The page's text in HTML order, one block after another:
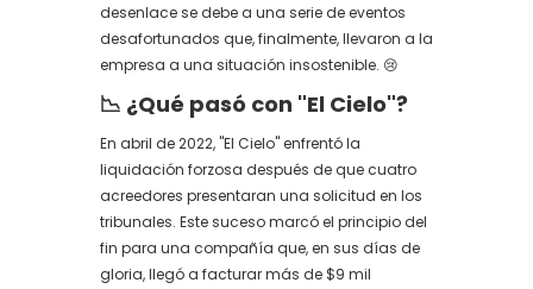
desenlace se debe a una serie de eventos
desafortunados que, finalmente, llevaron a la
empresa a una situación insostenible. 😢
📉 ¿Qué pasó con "El Cielo"?
En abril de 2022, "El Cielo" enfrentó la
liquidación forzosa después de que cuatro
acreedores presentaran una solicitud en los
tribunales. Este suceso marcó el principio del
fin para una compañía que, en sus días de
gloria, llegó a facturar más de $9 mil